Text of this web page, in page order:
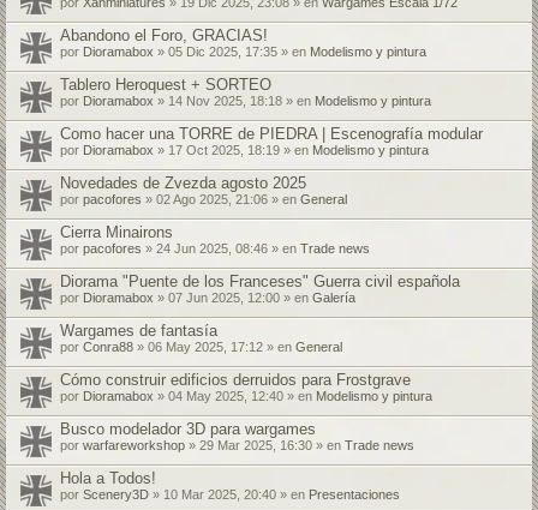
Abandono el Foro, GRACIAS!
por Dioramabox » 05 Dic 2025, 17:35 » en Modelismo y pintura
Tablero Heroquest + SORTEO
por Dioramabox » 14 Nov 2025, 18:18 » en Modelismo y pintura
Como hacer una TORRE de PIEDRA | Escenografía modular
por Dioramabox » 17 Oct 2025, 18:19 » en Modelismo y pintura
Novedades de Zvezda agosto 2025
por pacofores » 02 Ago 2025, 21:06 » en General
Cierra Minairons
por pacofores » 24 Jun 2025, 08:46 » en Trade news
Diorama "Puente de los Franceses" Guerra civil española
por Dioramabox » 07 Jun 2025, 12:00 » en Galería
Wargames de fantasía
por Conra88 » 06 May 2025, 17:12 » en General
Cómo construir edificios derruidos para Frostgrave
por Dioramabox » 04 May 2025, 12:40 » en Modelismo y pintura
Busco modelador 3D para wargames
por warfareworkshop » 29 Mar 2025, 16:30 » en Trade news
Hola a Todos!
por Scenery3D » 10 Mar 2025, 20:40 » en Presentaciones